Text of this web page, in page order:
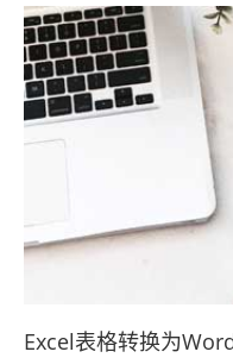
Excel表格转换为